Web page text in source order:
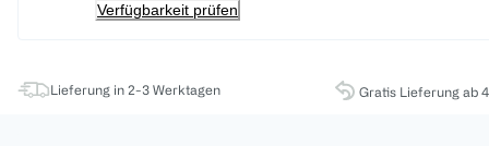
Verfügbarkeit prüfen
Lieferung in 2-3 Werktagen Gratis Lieferung ab